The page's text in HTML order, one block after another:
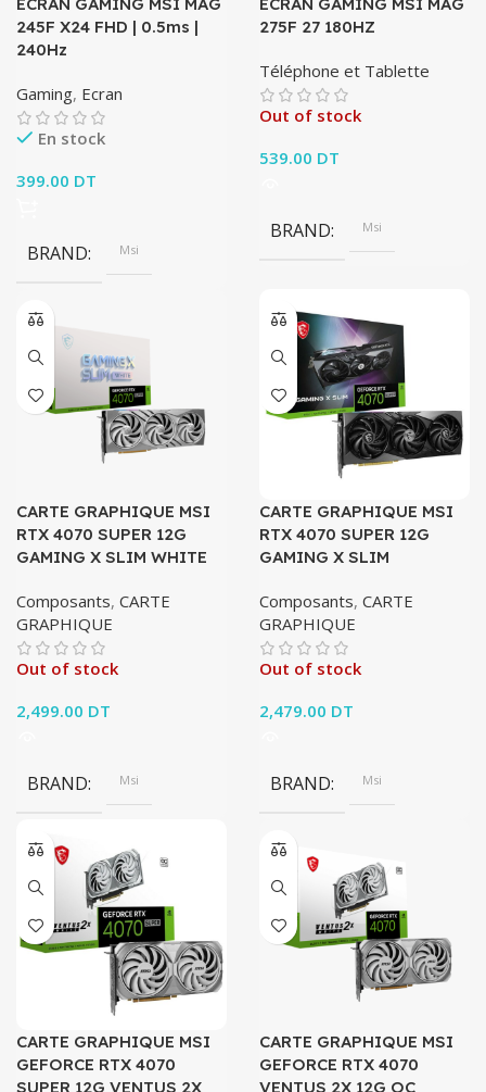
245F X24 FHD | 0.5ms |
240Hz
Gaming, Ecran
En stock
399.00 DT
BRAND Msi
275F 27 180HZ
Téléphone et Tablette
Out of stock
539.00 DT
BRAND Msi
CARTE GRAPHIQUE MSI
RTX 4070 SUPER 12G
GAMING X SLIM WHITE
Composants, CARTE
GRAPHIQUE
Out of stock
2,499.00 DT
BRAND Msi
CARTE GRAPHIQUE MSI
RTX 4070 SUPER 12G
GAMING X SLIM
Composants, CARTE
GRAPHIQUE
Out of stock
2,479.00 DT
BRAND Msi
CARTE GRAPHIQUE MSI
GEFORCE RTX 4070
SUPER 12G VENTUS 2X
CARTE GRAPHIQUE MSI
GEFORCE RTX 4070
VENTUS 2X 12G OC